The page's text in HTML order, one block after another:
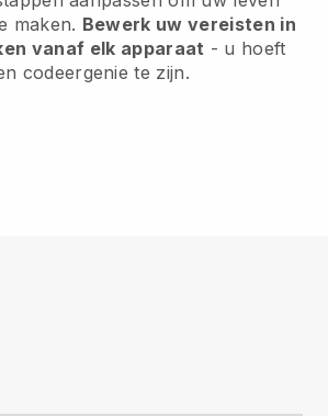
maken. Bewerk uw vereisten in
vanaf elk apparaat - u hoeft
codeergenie te zijn.